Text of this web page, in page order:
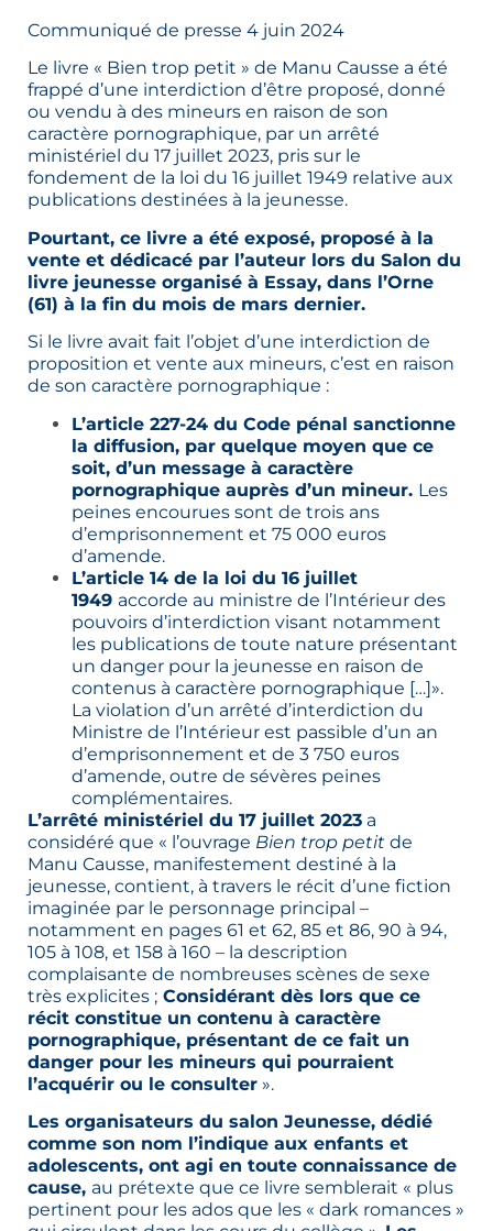
Communiqué de presse 4 juin 2024
Le livre « Bien trop petit » de Manu Causse a été
frappé d’une interdiction d’être proposé, donné
ou vendu à des mineurs en raison de son
caractère pornographique, par un arrêté
ministériel du 17 juillet 2023, pris sur le
fondement de la loi du 16 juillet 1949 relative aux
publications destinées à la jeunesse.
Pourtant, ce livre a été exposé, proposé à la
vente et dédicacé par l’auteur lors du Salon du
livre jeunesse organisé à Essay, dans l’Orne
(61) à la fin du mois de mars dernier.
Si le livre avait fait l’objet d’une interdiction de
proposition et vente aux mineurs, c’est en raison
de son caractère pornographique :
L’article 227-24 du Code pénal sanctionne
la diffusion, par quelque moyen que ce
soit, d’un message à caractère
pornographique auprès d’un mineur. Les
peines encourues sont de trois ans
d’emprisonnement et 75 000 euros
d’amende.
L’article 14 de la loi du 16 juillet
1949 accorde au ministre de l’Intérieur des
pouvoirs d’interdiction visant notamment
les publications de toute nature présentant
un danger pour la jeunesse en raison de
contenus à caractère pornographique […]».
La violation d’un arrêté d’interdiction du
Ministre de l’Intérieur est passible d’un an
d’emprisonnement et de 3 750 euros
d’amende, outre de sévères peines
complémentaires.
L’arrêté ministériel du 17 juillet 2023 a
considéré que « l’ouvrage Bien trop petit de
Manu Causse, manifestement destiné à la
jeunesse, contient, à travers le récit d’une fiction
imaginée par le personnage principal –
notamment en pages 61 et 62, 85 et 86, 90 à 94,
105 à 108, et 158 à 160 – la description
complaisante de nombreuses scènes de sexe
très explicites ; Considérant dès lors que ce
récit constitue un contenu à caractère
pornographique, présentant de ce fait un
danger pour les mineurs qui pourraient
l’acquérir ou le consulter ».
Les organisateurs du salon Jeunesse, dédié
comme son nom l’indique aux enfants et
adolescents, ont agi en toute connaissance de
cause, au prétexte que ce livre semblerait « plus
pertinent pour les ados que les « dark romances »